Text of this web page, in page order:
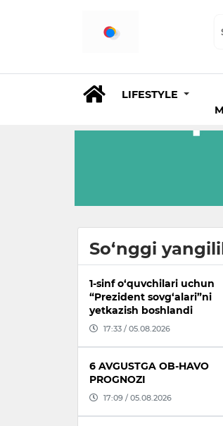
LIFESTYLE
So‘nggi
1-sinf o‘quvchilari uchun
“Prezident sovg‘alari”ni
yetkazish boshlandi
17:33 / 05.08.2026
6 AVGUSTGA OB-HAVO
PROGNOZI
17:09 / 05.08.2026